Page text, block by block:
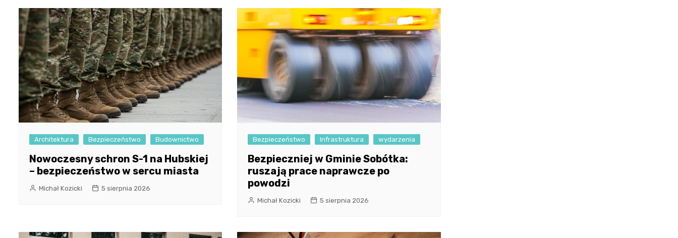
Architektura Bezpieczeństwo Budownictwo
Nowoczesny schron S-1 na Hubskiej
– bezpieczeństwo w sercu miasta
Michał Kozicki 5 sierpnia 2026
Bezpieczeństwo Infrastruktura wydarzenia
Bezpieczniej w Gminie Sobótka:
ruszają prace naprawcze po
powodzi
Michał Kozicki 5 sierpnia 2026